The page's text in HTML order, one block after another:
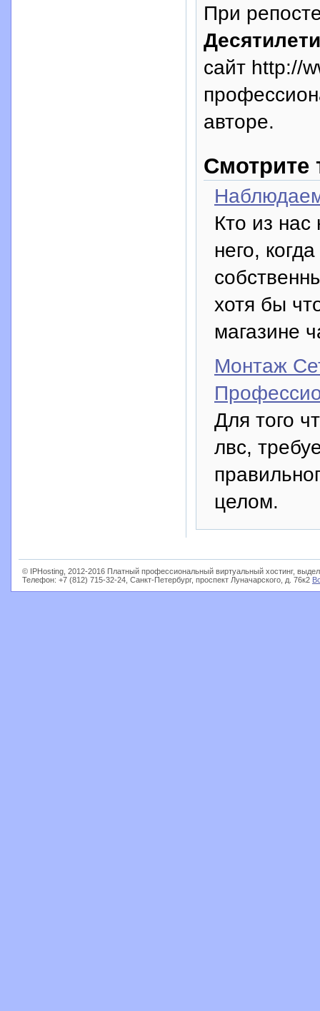
При
сайт http://
авторе.
Смотрите
Кто из
него,
хотя бы
магазине
Монтаж
Для того
лвс,
целом.
© IPHosting, 2012-2016 Платный профессиональный виртуальный хостинг,
Телефон: +7 (812) 715-32-24, Санкт-Петербург, проспект Луначарского, д. 76к2